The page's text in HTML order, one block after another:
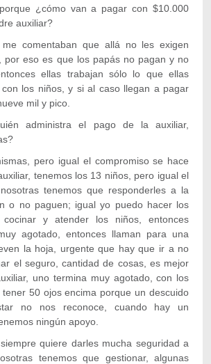
¿cómo van a pagar con $10.000
auxiliar?
comentaban que allá no les exigen
por eso es que los papás no pagan y no
ellas trabajan sólo lo que ellas
los niños, y si al caso llegan a pagar
mil y pico.
administra el pago de la auxiliar,
pero igual el compromiso se hace
tenemos los 13 niños, pero igual el
tenemos que responderles a la
o no paguen; igual yo puedo hacer los
cocinar y atender los niños, entonces
agotado, entonces llaman para una
la hoja, urgente que hay que ir a no
el seguro, cantidad de cosas, es mejor
uno termina muy agotado, con los
50 ojos encima porque un descuido
no nos reconoce, cuando hay un
ningún apoyo.
quiere darles mucha seguridad a
tenemos que gestionar, algunas